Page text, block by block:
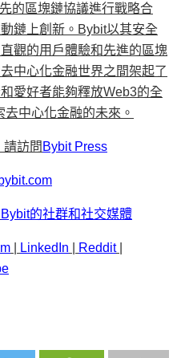
的區塊鏈協議進行戰略合
鏈上創新。Bybit以其安全
觀的用戶體驗和先進的區塊
中心化金融世界之間架起了
愛好者能夠釋放Web3的全
去中心化金融的未來。
訪問 Bybit Press
Bybit的社群和社交媒體
LinkedIn Reddit|